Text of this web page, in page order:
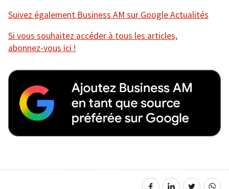
Suivez également Business AM sur Google Actualités
Si vous souhaitez accéder à tous les articles,
abonnez-vous ici !